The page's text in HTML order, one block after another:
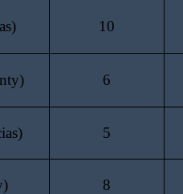
10
6
5
8